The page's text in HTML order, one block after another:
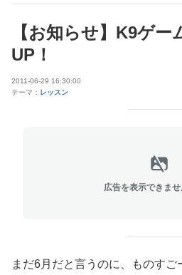
【お知らせ】K9ゲー
UP！
2011-06-29 16:30:00
テーマ： レッスン
広告を表示できま
まだ6月だと言うのに、ものす